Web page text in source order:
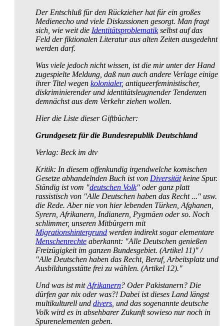
Der Entschluß für den Rückzieher hat für ein großes
Medienecho und viele Diskussionen gesorgt. Man fragt
sich, wie weit die Identitäts­problematikselbst auf das
Feld der fiktionalen Literatur aus alten Zeiten ausgedehnt
werden darf.
Was viele jedoch nicht wissen, ist die mir unter der Hand
zugespielte Meldung, daß nun auch andere Verlage einige
ihrer Titel wegen kolonialer, anti­queer­feministischer,
diskriminierender und identitäts­leugnender Tendenzen
demnächst aus dem Verkehr ziehen wollen.
Hier die Liste dieser Giftbücher:
Grundgesetz für die Bundesrepublik Deutschland
Verlag: Beck im dtv
Kritik: In diesem offenkundig irgendwelche komischen
Gesetze abhandelnden Buch ist von Diversitätkeine Spur.
Ständig ist vom "deutschen Volk" oder ganz platt
rassistisch von "Alle Deutschen haben das Recht ..." usw.
die Rede. Aber nie von hier lebenden Türken, Afghanen,
Syrern, Afrikanern, Indianern, Pygmäen oder so. Noch
schlimmer, unseren Mitbürgern mit
Migrationshintergrund werden indirekt sogar elementare
Menschenrechte aberkannt: "Alle Deutschen genießen
Freizügigkeit im ganzen Bundesgebiet. (Artikel 11)" /
"Alle Deutschen haben das Recht, Beruf, Arbeitsplatz und
Ausbildungs­stätte frei zu wählen. (Artikel 12)."
Und was ist mitAfrikanern? Oder Pakistanern? Die
dürfen gar nix oder was?! Dabei ist dieses Land längst
multikulturell und divers , und das sogenannte deutsche
Volk wird es in absehbarer Zukunft sowieso nur noch in
Spuren­elementen geben.